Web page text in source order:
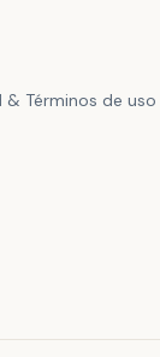
Términos de uso